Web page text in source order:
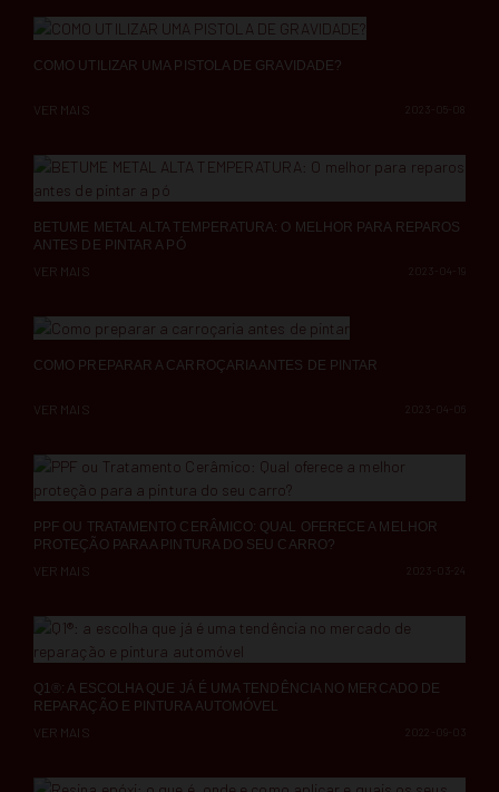
COMO UTILIZAR UMA PISTOLA DE GRAVIDADE?
2023-05-08
VER MAIS
BETUME METAL ALTA TEMPERATURA: O MELHOR PARA REPAROS
ANTES DE PINTAR A PÓ
2023-04-19
VER MAIS
COMO PREPARAR A CARROÇARIA ANTES DE PINTAR
2023-04-06
VER MAIS
PPF OU TRATAMENTO CERÂMICO: QUAL OFERECE A MELHOR
PROTEÇÃO PARA A PINTURA DO SEU CARRO?
2023-03-24
VER MAIS
Q1®: A ESCOLHA QUE JÁ É UMA TENDÊNCIA NO MERCADO DE
REPARAÇÃO E PINTURA AUTOMÓVEL
VER MAIS